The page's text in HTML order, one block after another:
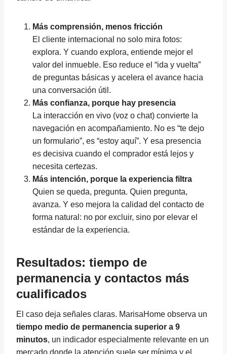
Más comprensión, menos fricción
El cliente internacional no solo mira fotos:
explora. Y cuando explora, entiende mejor el
valor del inmueble. Eso reduce el “ida y vuelta”
de preguntas básicas y acelera el avance hacia
una conversación útil.
Más confianza, porque hay presencia
La interacción en vivo (voz o chat) convierte la
navegación en acompañamiento. No es “te dejo
un formulario”, es “estoy aquí”. Y esa presencia
es decisiva cuando el comprador está lejos y
necesita certezas.
Más intención, porque la experiencia filtra
Quien se queda, pregunta. Quien pregunta,
avanza. Y eso mejora la calidad del contacto de
forma natural: no por excluir, sino por elevar el
estándar de la experiencia.
Resultados: tiempo de
permanencia y contactos más
cualificados
El caso deja señales claras. MarisaHome observa un
tiempo medio de permanencia superior a 9
minutos, un indicador especialmente relevante en un